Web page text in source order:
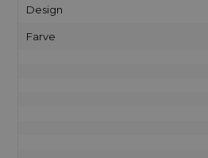
Design
Farve